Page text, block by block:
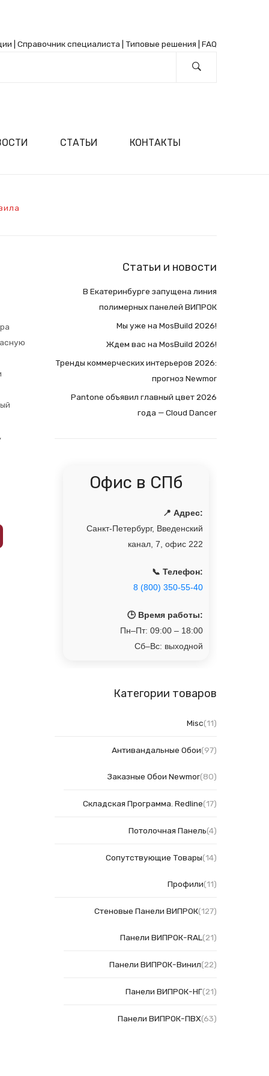
Справочник специалиста Типовые решения FAQ
СТАТЬИ КОНТАКТЫ
Статьи и новости
В Екатеринбурге запущена линия
полимерных панелей ВИПРОК
Мы уже на MosBuild 2026!
Ждем вас на MosBuild 2026!
Тренды коммерческих интерьеров 2026:
прогноз Newmor
Pantone объявил главный цвет 2026
года — Cloud Dancer
Офис в СПб
📍 Адрес:
Санкт-Петербург, Введенский
канал, 7, офис 222
📞 Телефон:
8 (800) 350-55-40
🕒 Время работы:
Пн–Пт: 09:00 – 18:00
Сб–Вс: выходной
Категории товаров
Misc(11)
Антивандальные Обои(97)
Заказные Обои Newmor(80)
Складская Программа. Redline(17)
Потолочная Панель(4)
Сопутствующие Товары(14)
Профили(11)
Стеновые Панели ВИПРОК(127)
Панели ВИПРОК-RAL(21)
Панели ВИПРОК-Винил(22)
Панели ВИПРОК-НГ(21)
Панели ВИПРОК-ПВХ(63)